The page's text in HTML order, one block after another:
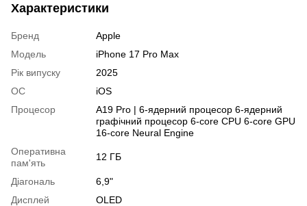
Характеристики
Бренд
Apple
Модель
iPhone 17 Pro Max
Рік випуску
2025
ОС
iOS
Процесор
A19 Pro | 6-ядерний процесор 6-ядерний
графічний процесор 6-core CPU 6-core GPU
16-core Neural Engine
Оперативна
пам'ять
12 ГБ
Діагональ
6,9"
Дисплей
OLED